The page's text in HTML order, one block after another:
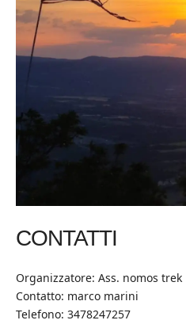
CONTATTI
Organizzatore: Ass. nomos trek
Contatto: marco marini
Telefono: 3478247257